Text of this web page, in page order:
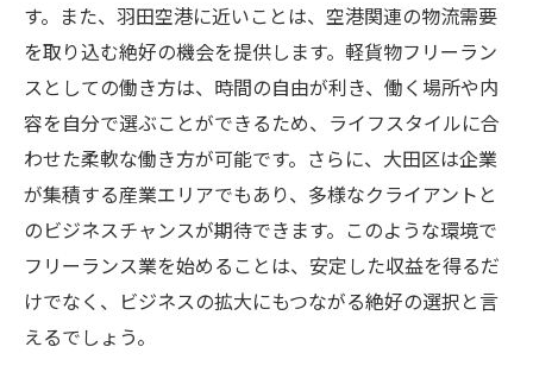
す。また、羽田空港に近いことは、空港関連の物流需要
を取り込む絶好の機会を提供します。軽貨物フリーラン
スとしての働き方は、時間の自由が利き、働く場所や内
容を自分で選ぶことができるため、ライフスタイルに合
わせた柔軟な働き方が可能です。さらに、大田区は企業
が集積する産業エリアでもあり、多様なクライアントと
のビジネスチャンスが期待できます。このような環境で
フリーランス業を始めることは、安定した収益を得るだ
けでなく、ビジネスの拡大にもつながる絶好の選択と言
えるでしょう。